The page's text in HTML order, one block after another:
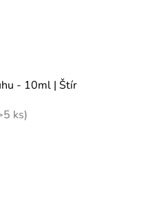
- 10ml | Štír
ks)